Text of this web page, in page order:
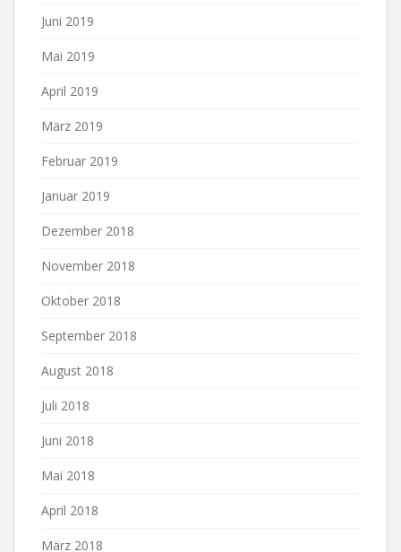
Juni 2019
Mai 2019
April 2019
März 2019
Februar 2019
Januar 2019
Dezember 2018
November 2018
Oktober 2018
September 2018
August 2018
Juli 2018
Juni 2018
Mai 2018
April 2018
März 2018